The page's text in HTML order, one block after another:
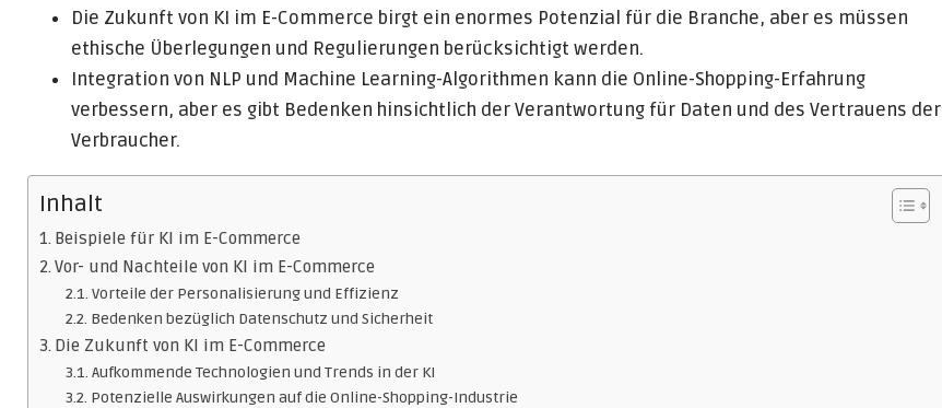
Die Zukunft von KI im E-Commerce birgt ein enormes Potenzial für die Branche, aber es müssen
ethische Überlegungen und Regulierungen berücksichtigt werden.
Integration von NLP und Machine Learning-Algorithmen kann die Online-Shopping-Erfahrung
verbessern, aber es gibt Bedenken hinsichtlich der Verantwortung für Daten und des Vertrauens der
Verbraucher.
Inhalt
Beispiele für KI im E-Commerce
Vor- und Nachteile von KI im E-Commerce
Vorteile der Personalisierung und Effizienz
Bedenken bezüglich Datenschutz und Sicherheit
Die Zukunft von KI im E-Commerce
Aufkommende Technologien und Trends in der KI
Potenzielle Auswirkungen auf die Online-Shopping-Industrie